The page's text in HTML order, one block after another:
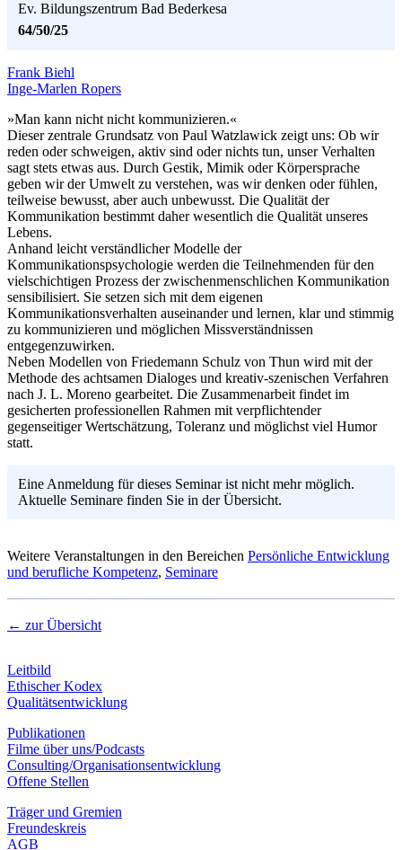
Ev. Bildungszentrum Bad Bederkesa
64/50/25
Frank Biehl
Inge-Marlen Ropers
»Man kann nicht nicht kommunizieren.«
Dieser zentrale Grundsatz von Paul Watzlawick zeigt uns: Ob wir
reden oder schweigen, aktiv sind oder nichts tun, unser Verhalten
sagt stets etwas aus. Durch Gestik, Mimik oder Körpersprache
geben wir der Umwelt zu verstehen, was wir denken oder fühlen,
teilweise bewusst, aber auch unbewusst. Die Qualität der
Kommunikation bestimmt daher wesentlich die Qualität unseres
Lebens.
Anhand leicht verständlicher Modelle der
Kommunikationspsychologie werden die Teilnehmenden für den
vielschichtigen Prozess der zwischenmenschlichen Kommunikation
sensibilisiert. Sie setzen sich mit dem eigenen
Kommunikationsverhalten auseinander und lernen, klar und stimmig
zu kommunizieren und möglichen Missverständnissen
entgegenzuwirken.
Neben Modellen von Friedemann Schulz von Thun wird mit der
Methode des achtsamen Dialoges und kreativ-szenischen Verfahren
nach J. L. Moreno gearbeitet. Die Zusammenarbeit findet im
gesicherten professionellen Rahmen mit verpflichtender
gegenseitiger Wertschätzung, Toleranz und möglichst viel Humor
statt.
Eine Anmeldung für dieses Seminar ist nicht mehr möglich.
Aktuelle Seminare finden Sie in der Übersicht.
Weitere Veranstaltungen in den Bereichen Persönliche Entwicklung
und berufliche Kompetenz, Seminare
← zur Übersicht
Leitbild
Ethischer Kodex
Qualitätsentwicklung
Publikationen
Filme über uns/Podcasts
Consulting/Organisationsentwicklung
Offene Stellen
Träger und Gremien
Freundeskreis
AGB